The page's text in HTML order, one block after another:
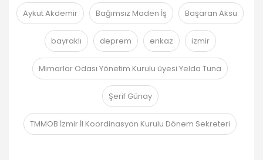
Aykut Akdemir Bağımsız Maden İş Başaran Aksu
bayraklı deprem enkaz izmir
Mimarlar Odası Yönetim Kurulu üyesi Yelda Tuna
Şerif Günay
TMMOB İzmir İl Koordinasyon Kurulu Dönem Sekreteri